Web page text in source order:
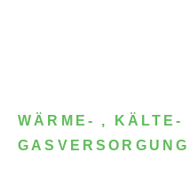
WÄRME- , KÄLTE-